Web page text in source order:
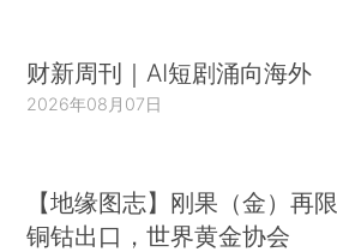
财新周刊｜AI短剧涌向海外
2026年08月07日
【地缘图志】刚果（金）再限
铜钴出口，世界黄金协会